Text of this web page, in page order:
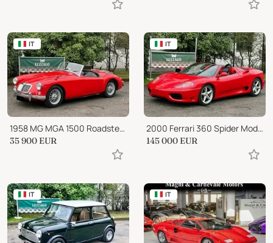
IT
1958 MG MGA 1500 Roadster MKI
35 900 EUR
IT
2000 Ferrari 360 Spider Modena Manuale
145 000 EUR
IT IT